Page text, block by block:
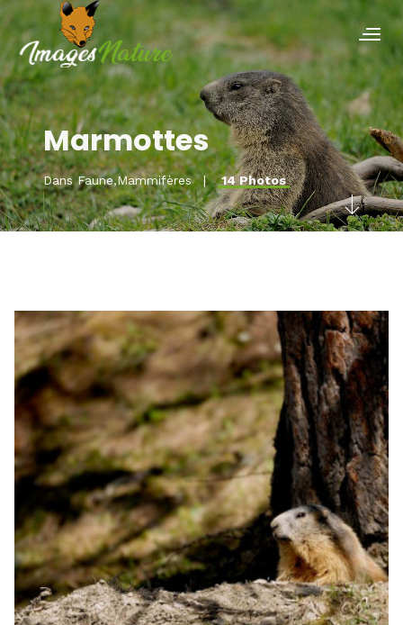
Marmottes
DansFaune,Mammifères 14 Photos